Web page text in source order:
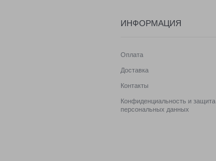
ИНФОРМАЦИЯ
Оплата
Доставка
Контакты
Конфиденциальность и защита
персональных данных